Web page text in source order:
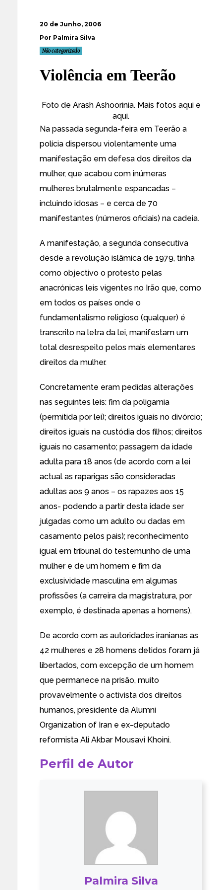
20 de Junho, 2006
Por Palmira Silva
Não categorizado
Violência em Teerão
Foto de Arash Ashoorinia. Mais fotos aquie
aqui.
Na passada segunda-feira em Teerão a
polícia dispersou violentamente uma
manifestação em defesa dos direitos da
mulher, que acabou com inúmeras
mulheres brutalmente espancadas –
incluindo idosas – e cerca de 70
manifestantes (números oficiais) na cadeia.
A manifestação, a segunda consecutiva
desde a revolução islâmica de 1979, tinha
como objectivo o protesto pelas
anacrónicas leis vigentes no Irão que, como
em todos os países onde o
fundamentalismo religioso (qualquer) é
transcrito na letra da lei, manifestam um
total desrespeito pelos mais elementares
direitos da mulher.
Concretamente eram pedidas alterações
nas seguintes leis: fim da poligamia
(permitida por lei); direitos iguais no divórcio;
direitos iguais na custódia dos filhos; direitos
iguais no casamento; passagem da idade
adulta para 18 anos (de acordo com a lei
actual as raparigas são consideradas
adultas aos 9 anos – os rapazes aos 15
anos- podendo a partir desta idade ser
julgadas como um adulto ou dadas em
casamento pelos pais); reconhecimento
igual em tribunal do testemunho de uma
mulher e de um homem e fim da
exclusividade masculina em algumas
profissões (a carreira da magistratura, por
exemplo, é destinada apenas a homens).
De acordo com as autoridades iranianas as
42 mulheres e 28 homens detidos foram já
libertados, com excepção de um homem
que permanece na prisão, muito
provavelmente o activista dos direitos
humanos, presidente da Alumni
Organization of Iran e ex-deputado
reformista Ali Akbar Mousavi Khoini.
Perfil de Autor
Palmira Silva